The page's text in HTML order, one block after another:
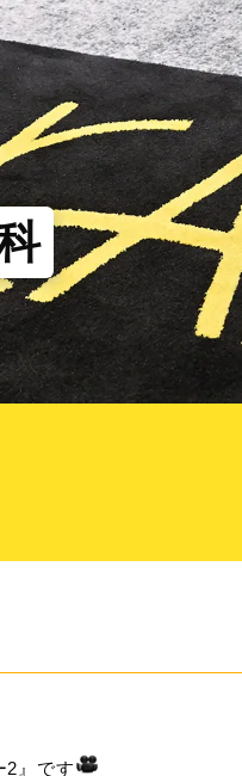
矯正歯科ブログ
腔筋機能療法（MFT）
の他
分的な矯正（MTM）
きるだけ歯を抜かない矯正
2』です